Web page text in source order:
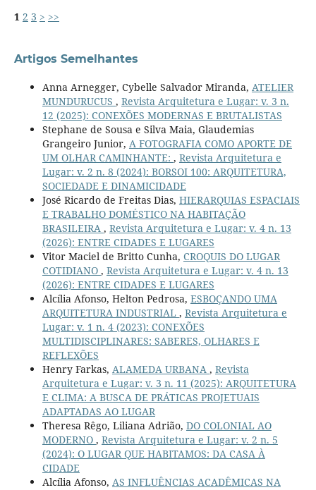
1 2 3 > >>
Artigos Semelhantes
Anna Arnegger, Cybelle Salvador Miranda, ATELIER
MUNDURUCUS , Revista Arquitetura e Lugar: v. 3 n.
12 (2025): CONEXÕES MODERNAS E BRUTALISTAS
Stephane de Sousa e Silva Maia, Glaudemias
Grangeiro Junior, A FOTOGRAFIA COMO APORTE DE
UM OLHAR CAMINHANTE: , Revista Arquitetura e
Lugar: v. 2 n. 8 (2024): BORSOI 100: ARQUITETURA,
SOCIEDADE E DINAMICIDADE
José Ricardo de Freitas Dias, HIERARQUIAS ESPACIAIS
E TRABALHO DOMÉSTICO NA HABITAÇÃO
BRASILEIRA , Revista Arquitetura e Lugar: v. 4 n. 13
(2026): ENTRE CIDADES E LUGARES
Vitor Maciel de Britto Cunha, CROQUIS DO LUGAR
COTIDIANO , Revista Arquitetura e Lugar: v. 4 n. 13
(2026): ENTRE CIDADES E LUGARES
Alcília Afonso, Helton Pedrosa, ESBOÇANDO UMA
ARQUITETURA INDUSTRIAL , Revista Arquitetura e
Lugar: v. 1 n. 4 (2023): CONEXÕES
MULTIDISCIPLINARES: SABERES, OLHARES E
REFLEXÕES
Henry Farkas, ALAMEDA URBANA , Revista
Arquitetura e Lugar: v. 3 n. 11 (2025): ARQUITETURA
E CLIMA: A BUSCA DE PRÁTICAS PROJETUAIS
ADAPTADAS AO LUGAR
Theresa Rêgo, Liliana Adrião, DO COLONIAL AO
MODERNO , Revista Arquitetura e Lugar: v. 2 n. 5
(2024): O LUGAR QUE HABITAMOS: DA CASA À
CIDADE
Alcília Afonso, AS INFLUÊNCIAS ACADÊMICAS NA